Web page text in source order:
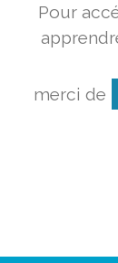
Pour
merci de